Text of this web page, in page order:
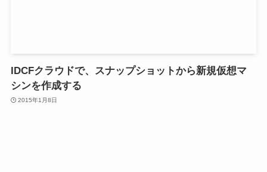
IDCFクラウドで、スナップショットから新規仮想マ
シンを作成する
2015年1月8日